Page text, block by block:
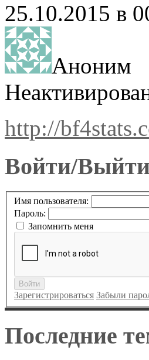
25.10.2015 в
Аноним
http://
Войти/Выйти
Имя пользователя:
Пароль:
Запомнить меня
Войти
Зарегистрироваться Забыли
Последние